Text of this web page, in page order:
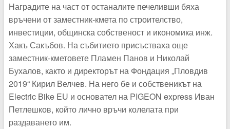
Наградите на част от останалите печеливши бяха
връчени от заместник-кмета по строителство,
инвестиции, общинска собственост и икономика инж.
Хакъ Сакъбов. На събитието присъстваха още
заместник-кметовете Пламен Панов и Николай
Бухалов, както и директорът на Фондация „Пловдив
2019“ Кирил Велчев. На него бе и собственикът на
Electric Bike EU и основател на PIGEON express Иван
Петлешков, който лично връчи колелата при
раздаването им.